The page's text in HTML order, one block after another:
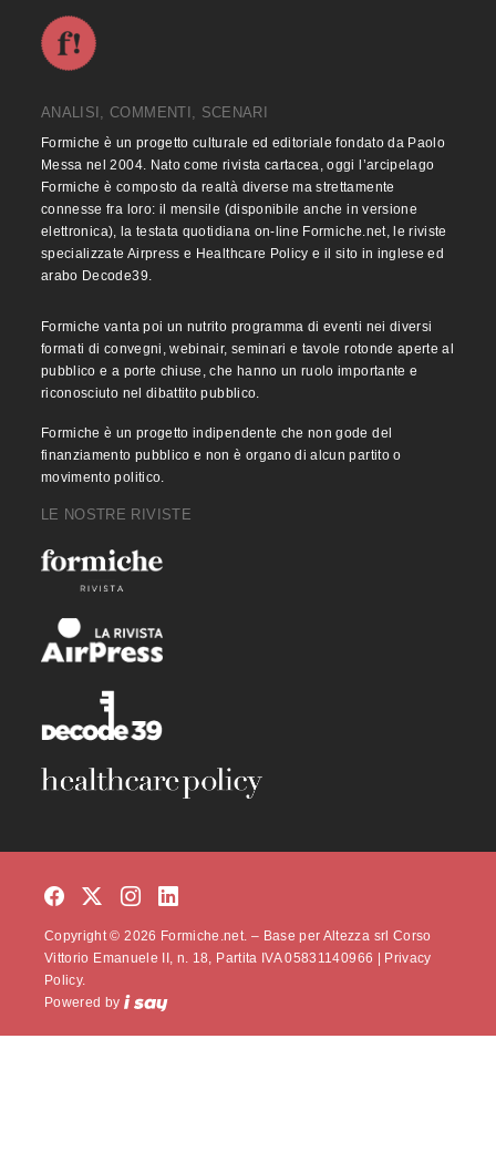
ANALISI, COMMENTI, SCENARI
Formiche è un progetto culturale ed editoriale fondato da Paolo
Messa nel 2004. Nato come rivista cartacea, oggi l’arcipelago
Formiche è composto da realtà diverse ma strettamente
connesse fra loro: il mensile (disponibile anche in versione
elettronica), la testata quotidiana on-line Formiche.net, le riviste
specializzate Airpress e Healthcare Policy e il sito in inglese ed
arabo Decode39.
Formiche vanta poi un nutrito programma di eventi nei diversi
formati di convegni, webinair, seminari e tavole rotonde aperte al
pubblico e a porte chiuse, che hanno un ruolo importante e
riconosciuto nel dibattito pubblico.
Formiche è un progetto indipendente che non gode del
finanziamento pubblico e non è organo di alcun partito o
movimento politico.
LE NOSTRE RIVISTE
Copyright © 2026 Formiche.net. – Base per Altezza srl Corso
Vittorio Emanuele II, n. 18, Partita IVA 05831140966 |
Privacy
Policy.
Powered by